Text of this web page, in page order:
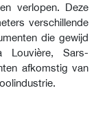
verlopen. Deze
verschillende
die gewijd
Louvière, Sars-
afkomstig van